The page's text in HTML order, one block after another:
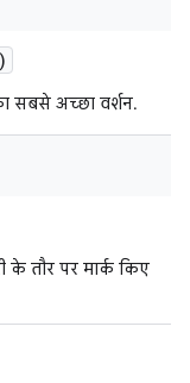
सबसे अच्छा वर्शन.
तौर पर मार्क किए